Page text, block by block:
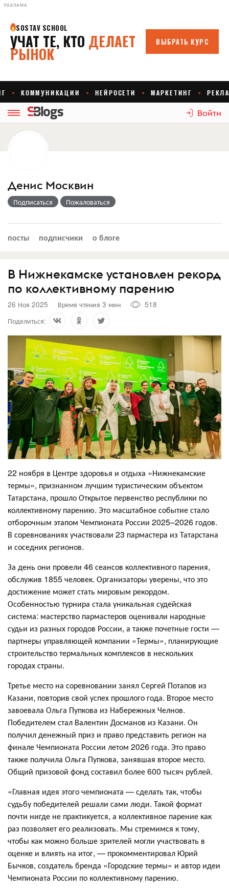
РЕКЛАМА
Войти
Денис Москвин
Подписаться Пожаловаться
посты подписчики о блоге
В Нижнекамске установлен рекорд
по коллективному парению
26 Ноя 2025 Время чтения 3 мин
518
Поделиться:
22 ноября в Центре здоровья и отдыха «Нижнекамские
термы», признанном лучшим туристическим объектом
Татарстана, прошло Открытое первенство республики по
коллективному парению. Это масштабное событие стало
отборочным этапом Чемпионата России 2025–2026 годов.
В соревнованиях участвовали 23 пармастера из Татарстана
и соседних регионов.
За день они провели 46 сеансов коллективного парения,
обслужив 1855 человек. Организаторы уверены, что это
достижение может стать мировым рекордом.
Особенностью турнира стала уникальная судейская
система: мастерство пармастеров оценивали народные
судьи из разных городов России, а также почетные гости —
партнеры управляющей компании «Термы», планирующие
строительство термальных комплексов в нескольких
городах страны.
Третье место на соревновании занял Сергей Потапов из
Казани, повторив свой успех прошлого года. Второе место
завоевала Ольга Пупкова из Набережных Челнов.
Победителем стал Валентин Досманов из Казани. Он
получил денежный приз и право представить регион на
финале Чемпионата России летом 2026 года. Это право
также получила Ольга Пупкова, занявшая второе место.
Общий призовой фонд составил более 600 тысяч рублей.
«Главная идея этого чемпионата — сделать так, чтобы
судьбу победителей решали сами люди. Такой формат
почти нигде не практикуется, а коллективное парение как
раз позволяет его реализовать. Мы стремимся к тому,
чтобы как можно больше зрителей могли участвовать в
оценке и влиять на итог, — прокомментировал Юрий
Бычков, создатель бренда «Городские термы» и автор идеи
Чемпионата России по коллективному парению.